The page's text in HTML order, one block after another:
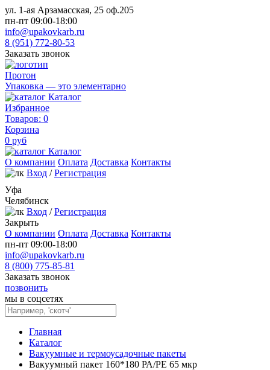
ул. 1-ая Арзамасская, 25 оф.205
пн-пт 09:00-18:00
info@upakovkarb.ru
8 (951) 772-80-53
Заказать звонок
Протон
Упаковка — это элементарно
Каталог
Избранное
Товаров: 0
Корзина
0 руб
Каталог
О компании Оплата Доставка Контакты
Вход / Регистрация
Уфа
Челябинск
Вход / Регистрация
Закрыть
О компании Оплата Доставка Контакты
пн-пт 09:00-18:00
info@upakovkarb.ru
8 (800) 775-85-81
Заказать звонок
позвонить
мы в соцсетях
Главная
Каталог
Вакуумные и термоусадочные пакеты
Вакуумный пакет 160*180 РА/РЕ 65 мкр